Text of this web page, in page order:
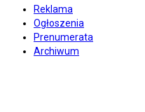
Reklama
Ogłoszenia
Prenumerata
Archiwum